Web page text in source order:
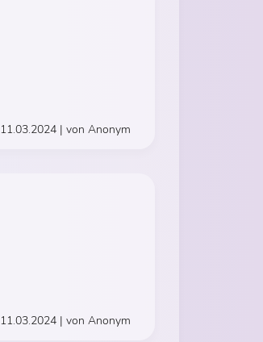
11.03.2024 | von Anonym
11.03.2024 | von Anonym